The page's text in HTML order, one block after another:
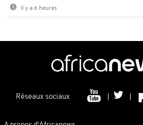
Il y a 6 heures
Réseaux sociaux